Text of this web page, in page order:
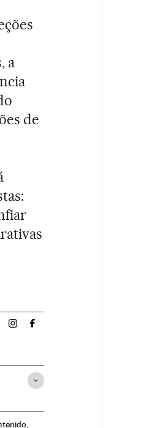
a
de
El País Brasil en Twitter
Internacional El País Brasil en
Internacional El País Brasil en